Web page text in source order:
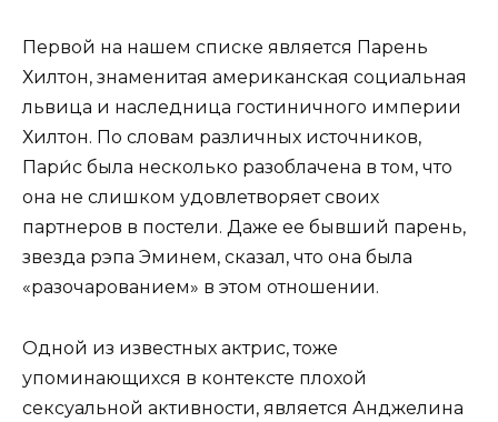
Первой на нашем списке является Парень
Хилтон, знаменитая американская социальная
львица и наследница гостиничного империи
Хилтон. По словам различных источников,
Пари́с была несколько разоблачена в том, что
она не слишком удовлетворяет своих
партнеров в постели. Даже ее бывший парень,
звезда рэпа Эминем, сказал, что она была
«разочарованием» в этом отношении.
Одной из известных актрис, тоже
упоминающихся в контексте плохой
сексуальной активности, является Анджелина